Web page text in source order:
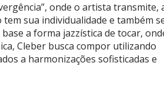
onde o artista transmite,
sua individualidade e também
a forma jazzística de tocar,
Cleber busca compor utilizando
a harmonizações sofisticadas e